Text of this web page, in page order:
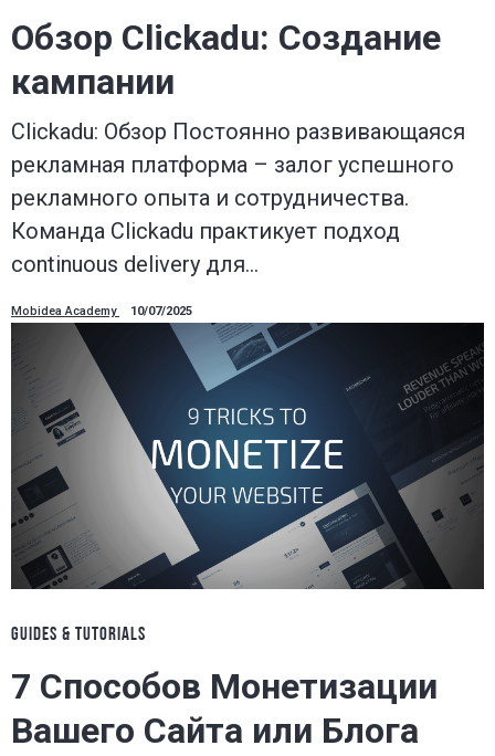
Обзор Clickadu: Создание
кампании
Clickadu: Обзор Постоянно развивающаяся
рекламная платформа – залог успешного
рекламного опыта и сотрудничества.
Команда Clickadu практикует подход
continuous delivery для…
Mobidea Academy 10/07/2025
GUIDES & TUTORIALS
7 Способов Монетизации
Вашего Сайта или Блога